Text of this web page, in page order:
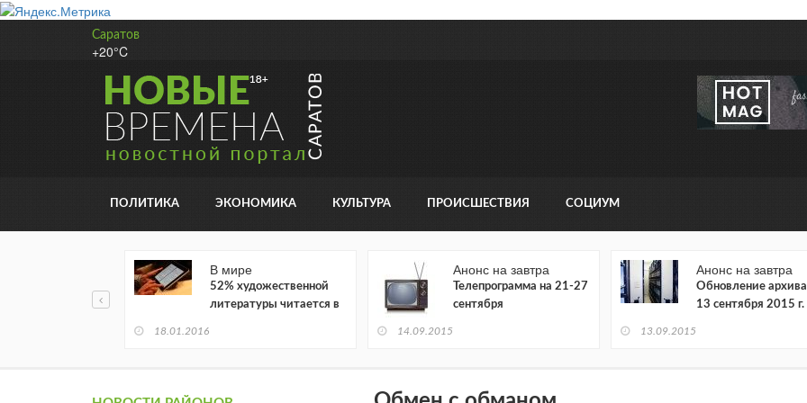
Саратов
+20°C
ПОЛИТИКА ЭКОНОМИКА КУЛЬТУРА ПРОИСШЕСТВИЯ СОЦИУМ
В мире
52% художественной
литературы читается в
18.01.2016
Анонс на завтра
Телепрограмма на 21-27
сентября
14.09.2015
Анонс на завтра
Обновление архива
13 сентября 2015 г.
13.09.2015